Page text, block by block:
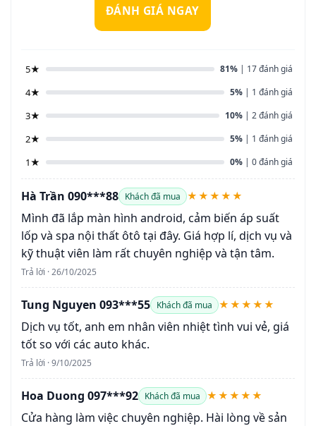
ĐÁNH GIÁ NGAY
5★ 81% | 17 đánh giá
4★ 5% | 1 đánh giá
3★ 10% | 2 đánh giá
2★ 5% | 1 đánh giá
1★ 0% | 0 đánh giá
Hà Trần 090***88 Khách đã mua ★★★★★
Mình đã lắp màn hình android, cảm biến áp suất
lốp và spa nội thất ôtô tại đây. Giá hợp lí, dịch vụ và
kỹ thuật viên làm rất chuyên nghiệp và tận tâm.
Trả lời · 26/10/2025
Tung Nguyen 093***55 Khách đã mua ★★★★★
Dịch vụ tốt, anh em nhân viên nhiệt tình vui vẻ, giá
tốt so với các auto khác.
Trả lời · 9/10/2025
Hoa Duong 097***92 Khách đã mua ★★★★★
Cửa hàng làm việc chuyên nghiệp. Hài lòng về sản